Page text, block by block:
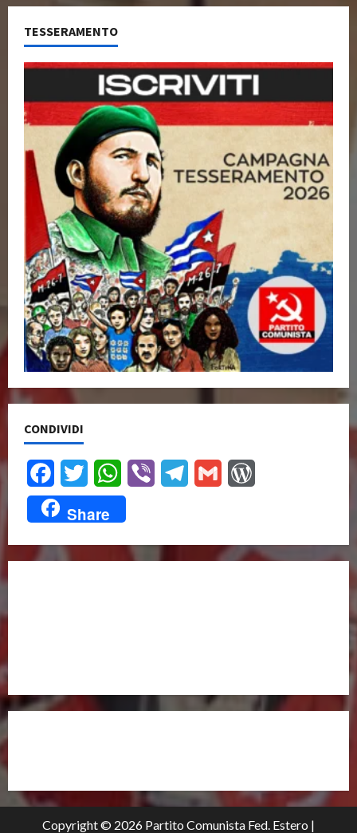
TESSERAMENTO
CONDIVIDI
FacebookTwitter WhatsApp
Viber TelegramGmail
Share
Copyright © 2026 Partito Comunista Fed. Estero |